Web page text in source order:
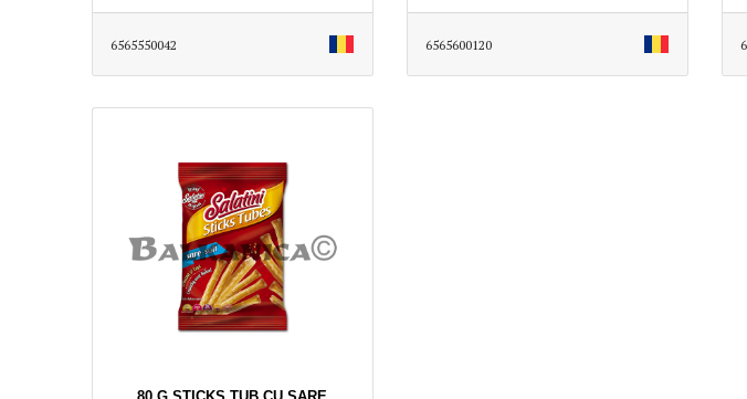
6565550042 6565600120